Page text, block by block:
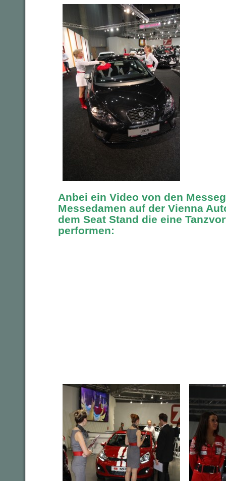
Anbei ein Video von den
Messedamen auf der Vienna
dem Seat Stand die eine
performen: